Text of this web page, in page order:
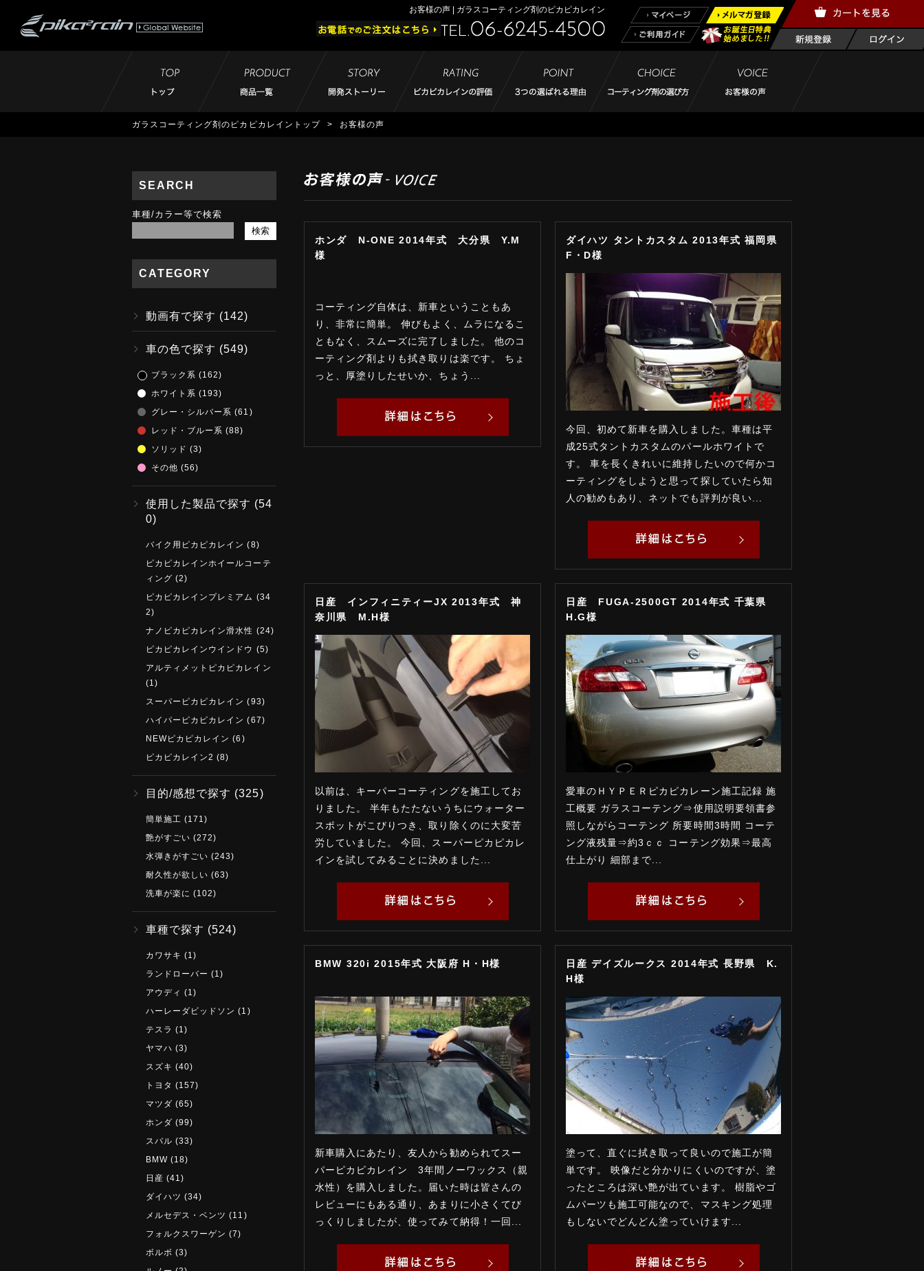
お客様の声 | ガラスコーティング剤のピカピカレイン
ガラスコーティング剤のピカピカレイントップ > お客様の声
ホンダ N-ONE 2014年式 大分県 Y.M
様
コーティング自体は、新車ということもあ
り、非常に簡単。 伸びもよく、ムラになるこ
ともなく、スムーズに完了しました。 他のコ
ーティング剤よりも拭き取りは楽です。 ちょ
っと、厚塗りしたせいか、ちょう...
ダイハツ タントカスタム 2013年式 福岡県
F・D様
今回、初めて新車を購入しました。車種は平
成25式タントカスタムのパールホワイトで
す。 車を長くきれいに維持したいので何かコ
ーティングをしようと思って探していたら知
人の勧めもあり、ネットでも評判が良い...
日産 インフィニティーJX 2013年式 神
奈川県 M.H様
以前は、キーパーコーティングを施工してお
りました。 半年もたたないうちにウォーター
スポットがこびりつき、取り除くのに大変苦
労していました。 今回、スーパーピカピカレ
インを試してみることに決めました...
日産 FUGA-2500GT 2014年式 千葉県
H.G様
愛車のＨＹＰＥＲピカピカレーン施工記録 施
工概要 ガラスコーテング⇒使用説明要領書参
照しながらコーテング 所要時間3時間 コーテ
ング液残量⇒約3ｃｃ コーテング効果⇒最高
仕上がり 細部まで...
BMW 320i 2015年式 大阪府 H・H様
新車購入にあたり、友人から勧められてスー
パーピカピカレイン 3年間ノーワックス（親
水性）を購入しました。届いた時は皆さんの
レビューにもある通り、あまりに小さくてび
っくりしましたが、使ってみて納得！一回...
日産 デイズルークス 2014年式 長野県 K.
H様
塗って、直ぐに拭き取って良いので施工が簡
単です。 映像だと分かりにくいのですが、塗
ったところは深い艶が出ています。 樹脂やゴ
ムパーツも施工可能なので、マスキング処理
もしないでどんどん塗っていけます...
SEARCH
車種/カラー等で検索
CATEGORY
動画有で探す (142)
車の色で探す (549)
ブラック系 (162)
ホワイト系 (193)
グレー・シルバー系 (61)
レッド・ブルー系 (88)
ソリッド (3)
その他 (56)
使用した製品で探す (54
0)
バイク用ピカピカレイン (8)
ピカピカレインホイールコーテ
ィング (2)
ピカピカレインプレミアム (34
2)
ナノピカピカレイン滑水性 (24)
ピカピカレインウインドウ (5)
アルティメットピカピカレイン
(1)
スーパーピカピカレイン (93)
ハイパーピカピカレイン (67)
NEWピカピカレイン (6)
ピカピカレイン2 (8)
目的/感想で探す (325)
簡単施工 (171)
艶がすごい (272)
水弾きがすごい (243)
耐久性が欲しい (63)
洗車が楽に (102)
車種で探す (524)
カワサキ (1)
ランドローバー (1)
アウディ (1)
ハーレーダビッドソン (1)
テスラ (1)
ヤマハ (3)
スズキ (40)
トヨタ (157)
マツダ (65)
ホンダ (99)
スバル (33)
BMW (18)
日産 (41)
ダイハツ (34)
メルセデス・ベンツ (11)
フォルクスワーゲン (7)
ボルボ (3)